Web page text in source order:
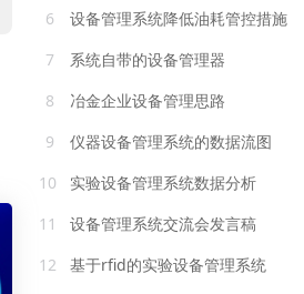
6
设备管理系统降低油耗管控措施
7
系统自带的设备管理器
8
冶金企业设备管理思路
9
仪器设备管理系统的数据流图
10
实验设备管理系统数据分析
11
设备管理系统交流会发言稿
12
基于rfid的实验设备管理系统